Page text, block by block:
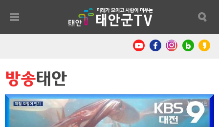
방송태안